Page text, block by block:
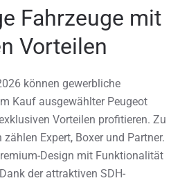
Fahrzeuge mit
Vorteilen
können gewerbliche
Kauf ausgewählter Peugeot
Vorteilen profitieren. Zu
Expert, Boxer und Partner.
Design mit Funktionalität
der attraktiven SDH-